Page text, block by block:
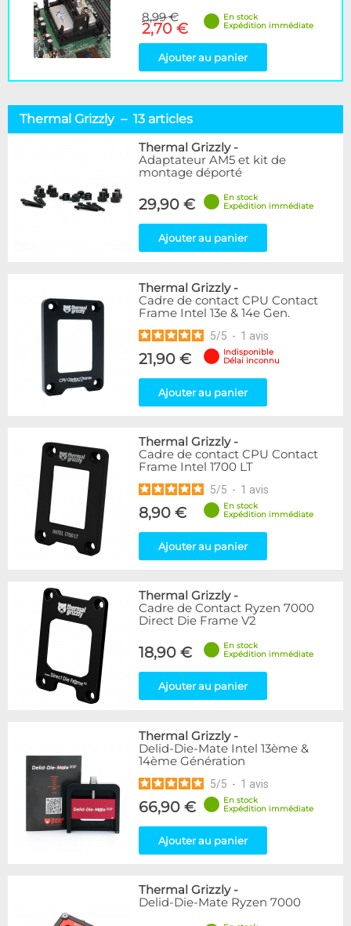
8,99 €
2,70 €
En stock
Expédition immédiate
Ajouter au panier
Thermal Grizzly – 13 articles
Thermal Grizzly-
Adaptateur AM5 et kit de
montage déporté
29,90 €
En stock
Expédition immédiate
Ajouter au panier
Thermal Grizzly-
Cadre de contact CPU Contact
Frame Intel 13e & 14e Gen.
5/5 - 1 avis
21,90 €
Indisponible
Délai inconnu
Ajouter au panier
Thermal Grizzly-
Cadre de contact CPU Contact
Frame Intel 1700 LT
5/5 - 1 avis
8,90 €
En stock
Expédition immédiate
Ajouter au panier
Thermal Grizzly-
Cadre de Contact Ryzen 7000
Direct Die Frame V2
18,90 €
En stock
Expédition immédiate
Ajouter au panier
Thermal Grizzly-
Delid-Die-Mate Intel 13ème &
14ème Génération
5/5 - 1 avis
66,90 €
En stock
Expédition immédiate
Ajouter au panier
Thermal Grizzly-
Delid-Die-Mate Ryzen 7000